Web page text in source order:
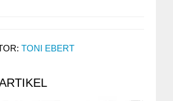
TONI EBERT